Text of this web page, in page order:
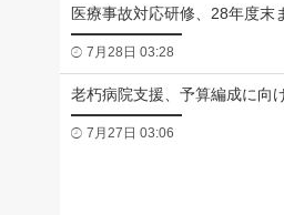
医療事故対応研修、28年度末
7月28日 03:28
老朽病院支援、予算編成に向
7月27日 03:06